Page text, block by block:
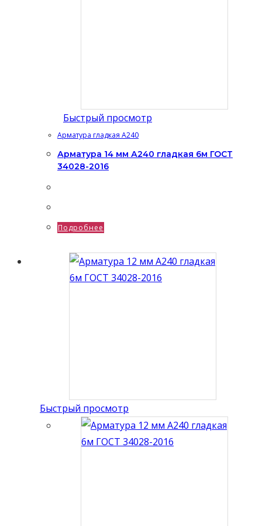
Быстрый просмотр
Арматура гладкая А240
Арматура 14 мм А240 гладкая 6м ГОСТ
34028-2016
Подробнее
Быстрый просмотр